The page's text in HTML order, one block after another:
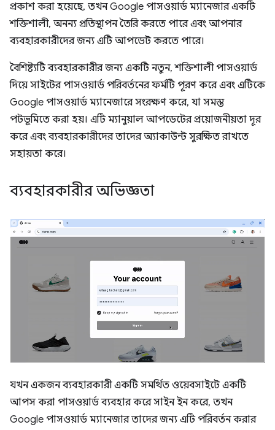
প্রকাশ করা হয়েছে, তখন Google পাসওয়ার্ড ম্যানেজার একটি
শক্তিশালী, অনন্য প্রতিস্থাপন তৈরি করতে পারে এবং আপনার
ব্যবহারকারীদের জন্য এটি আপডেট করতে পারে।
বৈশিষ্ট্যটি ব্যবহারকারীর জন্য একটি নতুন, শক্তিশালী পাসওয়ার্ড
দিয়ে সাইটের পাসওয়ার্ড পরিবর্তনের ফর্মটি পূরণ করে এবং এটিকে
Google পাসওয়ার্ড ম্যানেজারে সংরক্ষণ করে, যা সমস্ত
পটভূমিতে করা হয়। এটি ম্যানুয়াল আপডেটের প্রয়োজনীয়তা দূর
করে এবং ব্যবহারকারীদের তাদের অ্যাকাউন্ট সুরক্ষিত রাখতে
সহায়তা করে।
ব্যবহারকারীর অভিজ্ঞতা
যখন একজন ব্যবহারকারী একটি সমর্থিত ওয়েবসাইটে একটি
আপস করা পাসওয়ার্ড ব্যবহার করে সাইন ইন করে, তখন
Google পাসওয়ার্ড ম্যানেজার তাদের জন্য এটি পরিবর্তন করার